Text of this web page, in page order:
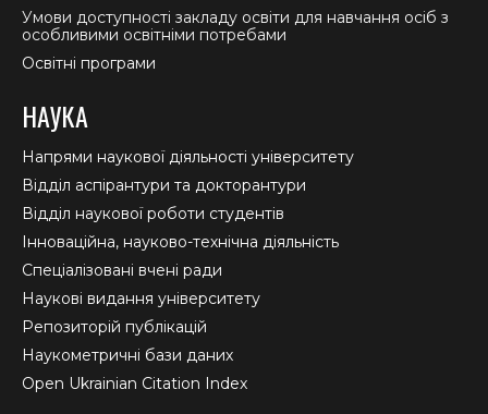
Умови доступності закладу освіти для навчання осіб з
особливими освітніми потребами
Освітні програми
НАУКА
Напрями наукової діяльності університету
Відділ аспірантури та докторантури
Відділ наукової роботи студентів
Інноваційна, науково-технічна діяльність
Спеціалізовані вчені ради
Наукові видання університету
Репозиторій публікацій
Наукометричні бази даних
Open Ukrainian Citation Index